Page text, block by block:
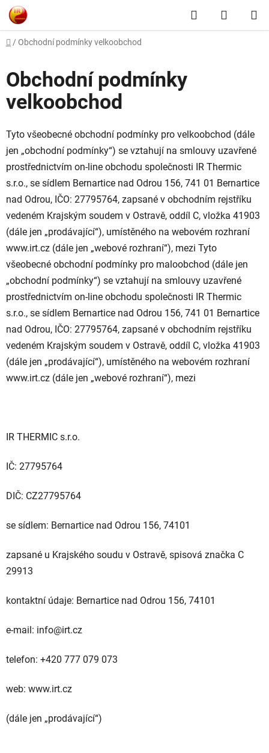
Přejít
na
obsah
Hledat
KOŠÍK
Domů
/ Obchodní podmínky velkoobchod
Obchodní podmínky
velkoobchod
Tyto všeobecné obchodní podmínky pro velkoobchod (dále
jen „obchodní podmínky“) se vztahují na smlouvy uzavřené
prostřednictvím on-line obchodu společnosti IR Thermic
s.r.o., se sídlem Bernartice nad Odrou 156, 741 01 Bernartice
nad Odrou, IČO: 27795764, zapsané v obchodním rejstříku
vedeném Krajským soudem v Ostravě, oddíl C, vložka 41903
(dále jen „prodávající“), umístěného na webovém rozhraní
www.irt.cz (dále jen „webové rozhraní“), mezi Tyto
všeobecné obchodní podmínky pro maloobchod (dále jen
„obchodní podmínky“) se vztahují na smlouvy uzavřené
prostřednictvím on-line obchodu společnosti IR Thermic
s.r.o., se sídlem Bernartice nad Odrou 156, 741 01 Bernartice
nad Odrou, IČO: 27795764, zapsané v obchodním rejstříku
vedeném Krajským soudem v Ostravě, oddíl C, vložka 41903
(dále jen „prodávající“), umístěného na webovém rozhraní
www.irt.cz (dále jen „webové rozhraní“), mezi
IR THERMIC s.r.o.
IČ: 27795764
DIČ: CZ27795764
se sídlem: Bernartice nad Odrou 156, 74101
zapsané u Krajského soudu v Ostravě, spisová značka C
29913
kontaktní údaje: Bernartice nad Odrou 156, 74101
e-mail: info@irt.cz
telefon: +420 777 079 073
web: www.irt.cz
(dále jen „prodávající“)